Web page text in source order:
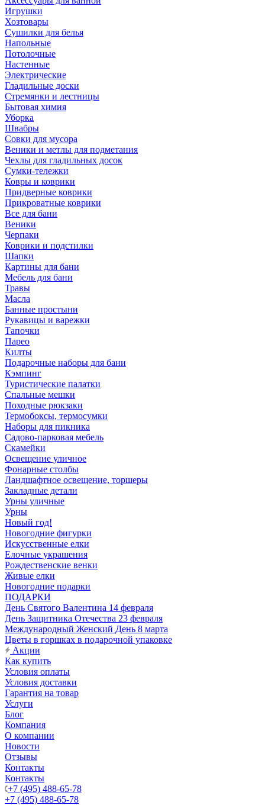
Игрушки
Хозтовары
Сушилки для белья
Напольные
Потолочные
Настенные
Электрические
Гладильные доски
Стремянки и лестницы
Бытовая химия
Уборка
Швабры
Совки для мусора
Веники и метлы для подметания
Чехлы для гладильных досок
Сумки-тележки
Ковры и коврики
Придверные коврики
Прикроватные коврики
Все для бани
Веники
Черпаки
Коврики и подстилки
Шапки
Картины для бани
Мебель для бани
Травы
Масла
Банные простыни
Рукавицы и варежки
Тапочки
Парео
Килты
Подарочные наборы для бани
Кэмпинг
Туристические палатки
Спальные мешки
Походные рюкзаки
Термобоксы, термосумки
Наборы для пикника
Садово-парковая мебель
Скамейки
Освещение уличное
Фонарные столбы
Ландшафтное освещение, торшеры
Закладные детали
Урны уличные
Урны
Новый год!
Новогодние фигурки
Искусственные елки
Елочные украшения
Рождественские венки
Живые елки
Новогодние подарки
ПОДАРКИ
День Святого Валентина 14 февраля
День Защитника Отечества 23 февраля
Международный Женский День 8 марта
Цветы в горшках в подарочной упаковке
Акции
Как купить
Условия оплаты
Условия доставки
Гарантия на товар
Услуги
Блог
Компания
О компании
Новости
Отзывы
Контакты
Контакты
+7 (495) 488-65-78
+7 (495) 488-65-78